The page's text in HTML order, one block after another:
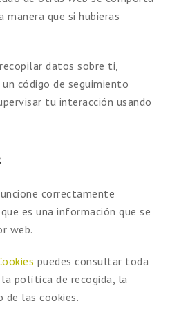
que si hubieras
datos sobre ti,
código de seguimiento
tu interacción usando
correctamente
es una información que se
web.
puedes consultar toda
política de recogida, la
las cookies.